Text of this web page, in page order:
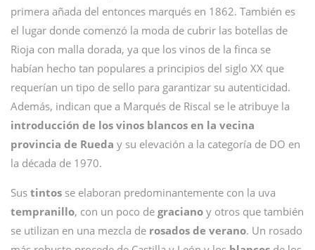
primera añada del entonces marqués en 1862. También es
el lugar donde comenzó la moda de cubrir las botellas de
Rioja con malla dorada, ya que los vinos de la finca se
habían hecho tan populares a principios del siglo XX que
requerían un tipo de sello para garantizar su autenticidad.
Además, indican que a Marqués de Riscal se le atribuye la
introducción de los vinos blancos en la vecina
provincia de Rueda y su elevación a la categoría de DO en
la década de 1970.
Sus tintos se elaboran predominantemente con la uva
tempranillo, con un poco de graciano y otros que también
se utilizan en una mezcla de rosados de verano. Un rosado